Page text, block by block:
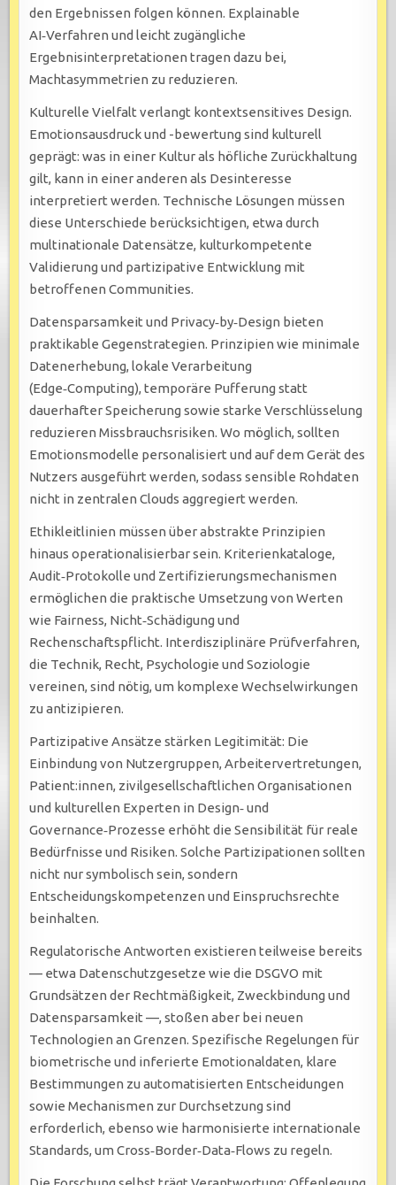
den Ergebnissen folgen können. Explainable
AI‑Verfahren und leicht zugängliche
Ergebnisinterpretationen tragen dazu bei,
Machtasymmetrien zu reduzieren.
Kulturelle Vielfalt verlangt kontextsensitives Design.
Emotionsausdruck und -bewertung sind kulturell
geprägt: was in einer Kultur als höfliche Zurückhaltung
gilt, kann in einer anderen als Desinteresse
interpretiert werden. Technische Lösungen müssen
diese Unterschiede berücksichtigen, etwa durch
multinationale Datensätze, kulturkompetente
Validierung und partizipative Entwicklung mit
betroffenen Communities.
Datensparsamkeit und Privacy‑by‑Design bieten
praktikable Gegenstrategien. Prinzipien wie minimale
Datenerhebung, lokale Verarbeitung
(Edge‑Computing), temporäre Pufferung statt
dauerhafter Speicherung sowie starke Verschlüsselung
reduzieren Missbrauchsrisiken. Wo möglich, sollten
Emotionsmodelle personalisiert und auf dem Gerät des
Nutzers ausgeführt werden, sodass sensible Rohdaten
nicht in zentralen Clouds aggregiert werden.
Ethikleitlinien müssen über abstrakte Prinzipien
hinaus operationalisierbar sein. Kriterienkataloge,
Audit‑Protokolle und Zertifizierungsmechanismen
ermöglichen die praktische Umsetzung von Werten
wie Fairness, Nicht‑Schädigung und
Rechenschaftspflicht. Interdisziplinäre Prüfverfahren,
die Technik, Recht, Psychologie und Soziologie
vereinen, sind nötig, um komplexe Wechselwirkungen
zu antizipieren.
Partizipative Ansätze stärken Legitimität: Die
Einbindung von Nutzergruppen, Arbeitervertretungen,
Patient:innen, zivilgesellschaftlichen Organisationen
und kulturellen Experten in Design‑ und
Governance‑Prozesse erhöht die Sensibilität für reale
Bedürfnisse und Risiken. Solche Partizipationen sollten
nicht nur symbolisch sein, sondern
Entscheidungskompetenzen und Einspruchsrechte
beinhalten.
Regulatorische Antworten existieren teilweise bereits
— etwa Datenschutzgesetze wie die DSGVO mit
Grundsätzen der Rechtmäßigkeit, Zweckbindung und
Datensparsamkeit —, stoßen aber bei neuen
Technologien an Grenzen. Spezifische Regelungen für
biometrische und inferierte Emotionaldaten, klare
Bestimmungen zu automatisierten Entscheidungen
sowie Mechanismen zur Durchsetzung sind
erforderlich, ebenso wie harmonisierte internationale
Standards, um Cross‑Border‑Data‑Flows zu regeln.